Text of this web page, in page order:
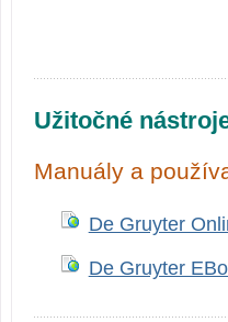
Užitočné
Manuály a
De Gruyter
De Gruyter